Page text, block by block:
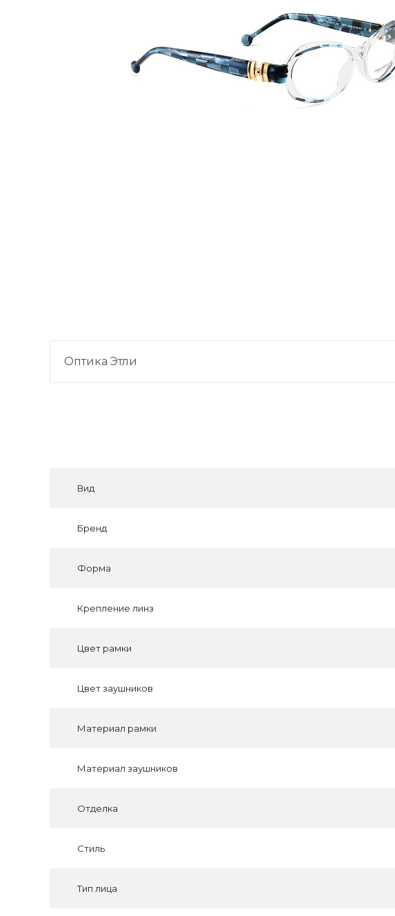
Оптика Этли
Вид
Бренд
Форма
Крепление линз
Цвет рамки
Цвет заушников
Материал рамки
Материал заушников
Отделка
Стиль
Тип лица